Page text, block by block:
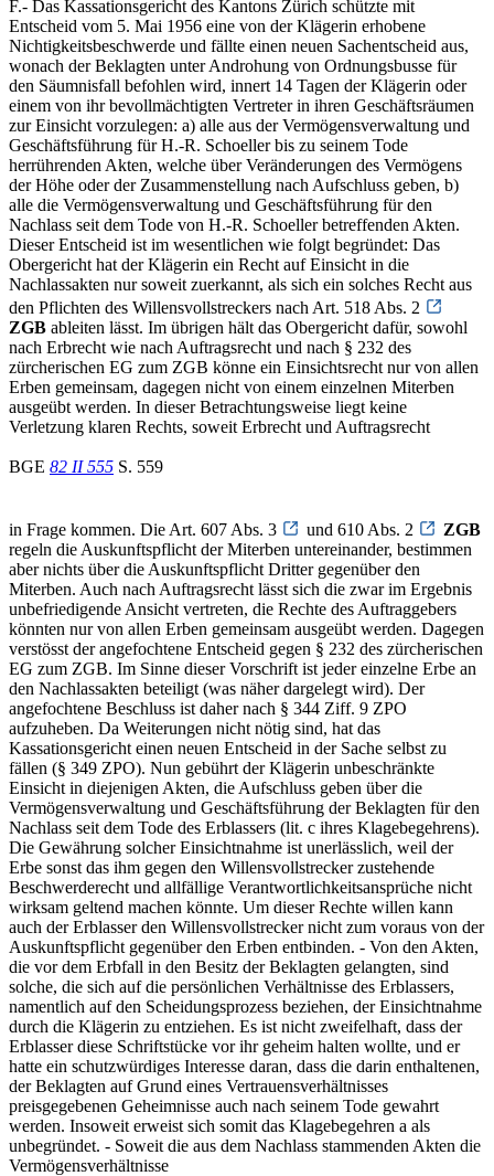
F.- Das Kassationsgericht des Kantons Zürich schützte mit
Entscheid vom 5. Mai 1956 eine von der Klägerin erhobene
Nichtigkeitsbeschwerde und fällte einen neuen Sachentscheid aus,
wonach der Beklagten unter Androhung von Ordnungsbusse für
den Säumnisfall befohlen wird, innert 14 Tagen der Klägerin oder
einem von ihr bevollmächtigten Vertreter in ihren Geschäftsräumen
zur Einsicht vorzulegen: a) alle aus der Vermögensverwaltung und
Geschäftsführung für H.-R. Schoeller bis zu seinem Tode
herrührenden Akten, welche über Veränderungen des Vermögens
der Höhe oder der Zusammenstellung nach Aufschluss geben, b)
alle die Vermögensverwaltung und Geschäftsführung für den
Nachlass seit dem Tode von H.-R. Schoeller betreffenden Akten.
Dieser Entscheid ist im wesentlichen wie folgt begründet: Das
Obergericht hat der Klägerin ein Recht auf Einsicht in die
Nachlassakten nur soweit zuerkannt, als sich ein solches Recht aus
den Pflichten des Willensvollstreckers nach Art. 518 Abs. 2
ZGB ableiten lässt. Im übrigen hält das Obergericht dafür, sowohl
nach Erbrecht wie nach Auftragsrecht und nach § 232 des
zürcherischen EG zum ZGB könne ein Einsichtsrecht nur von allen
Erben gemeinsam, dagegen nicht von einem einzelnen Miterben
ausgeübt werden. In dieser Betrachtungsweise liegt keine
Verletzung klaren Rechts, soweit Erbrecht und Auftragsrecht
BGE 82 II 555 S. 559
in Frage kommen. Die Art. 607 Abs. 3 und 610 Abs. 2
ZGB
regeln die Auskunftspflicht der Miterben untereinander, bestimmen
aber nichts über die Auskunftspflicht Dritter gegenüber den
Miterben. Auch nach Auftragsrecht lässt sich die zwar im Ergebnis
unbefriedigende Ansicht vertreten, die Rechte des Auftraggebers
könnten nur von allen Erben gemeinsam ausgeübt werden. Dagegen
verstösst der angefochtene Entscheid gegen § 232 des zürcherischen
EG zum ZGB. Im Sinne dieser Vorschrift ist jeder einzelne Erbe an
den Nachlassakten beteiligt (was näher dargelegt wird). Der
angefochtene Beschluss ist daher nach § 344 Ziff. 9 ZPO
aufzuheben. Da Weiterungen nicht nötig sind, hat das
Kassationsgericht einen neuen Entscheid in der Sache selbst zu
fällen (§ 349 ZPO). Nun gebührt der Klägerin unbeschränkte
Einsicht in diejenigen Akten, die Aufschluss geben über die
Vermögensverwaltung und Geschäftsführung der Beklagten für den
Nachlass seit dem Tode des Erblassers (lit. c ihres Klagebegehrens).
Die Gewährung solcher Einsichtnahme ist unerlässlich, weil der
Erbe sonst das ihm gegen den Willensvollstrecker zustehende
Beschwerderecht und allfällige Verantwortlichkeitsansprüche nicht
wirksam geltend machen könnte. Um dieser Rechte willen kann
auch der Erblasser den Willensvollstrecker nicht zum voraus von der
Auskunftspflicht gegenüber den Erben entbinden. - Von den Akten,
die vor dem Erbfall in den Besitz der Beklagten gelangten, sind
solche, die sich auf die persönlichen Verhältnisse des Erblassers,
namentlich auf den Scheidungsprozess beziehen, der Einsichtnahme
durch die Klägerin zu entziehen. Es ist nicht zweifelhaft, dass der
Erblasser diese Schriftstücke vor ihr geheim halten wollte, und er
hatte ein schutzwürdiges Interesse daran, dass die darin enthaltenen,
der Beklagten auf Grund eines Vertrauensverhältnisses
preisgegebenen Geheimnisse auch nach seinem Tode gewahrt
werden. Insoweit erweist sich somit das Klagebegehren a als
unbegründet. - Soweit die aus dem Nachlass stammenden Akten die
Vermögensverhältnisse